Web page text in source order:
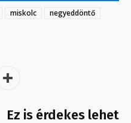
miskolc
negyeddöntő
Ez is érdekes lehet